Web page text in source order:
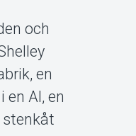
och
en
AI, en
stenkåt